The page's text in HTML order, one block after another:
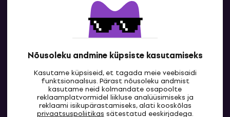
Nõusoleku andmine küpsiste kasutamiseks
Kasutame küpsiseid, et tagada meie veebisaidi
funktsionaalsus. Pärast nõusoleku andmist
kasutame neid kolmandate osapoolte
reklaamplatvormidel liikluse analüüsimiseks ja
reklaami isikupärastamiseks, alati kooskõlas
privaatsuspoliitikas sätestatud eeskirjadega.
Kontaktandmed
EE